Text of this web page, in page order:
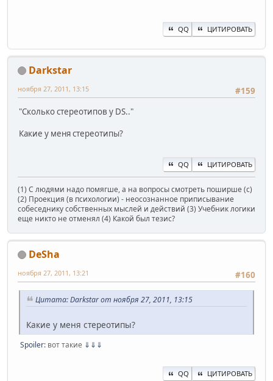
QQ ЦИТИРОВАТЬ
Darkstar
#159
ноября 27, 2011, 13:15
"Сколько стереотипов у DS.."
Какие у меня стереотипы?
QQ ЦИТИРОВАТЬ
(1) С людями надо помягше, а на вопросы смотреть поширше (с)
(2) Проекция (в психологии) - неосознанное приписывание
собеседнику собственных мыслей и действий (3) Учебник логики
еще никто не отменял (4) Какой был тезис?
DeSha
#160
ноября 27, 2011, 13:21
Цитата: Darkstar от ноября 27, 2011, 13:15
Какие у меня стереотипы?
Spoiler: вот такие ⇓⇓⇓
QQ ЦИТИРОВАТЬ